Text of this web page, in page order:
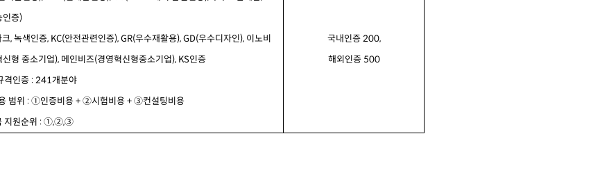
인증)
크,녹색인증, KC(안전관련인증), GR(우수재활용), GD(우수디자인), 이노비
신형 중소기업), 메인비즈(경영혁신형중소기업), KS인증
격인증 : 241개분야
범위 :①인증비용+②시험비용+③컨설팅비용
지원순위 :①,②,③
국내인증 200,
해외인증 500